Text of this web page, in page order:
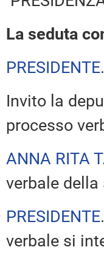
La seduta
PRESIDENTE
Invito la
processo
ANNA RITA
verbale
PRESIDENTE
verbale si